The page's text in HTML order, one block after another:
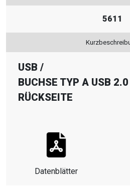
5611
USB /
BUCHSE TYP A USB
RÜCKSEITE
Datenblätter